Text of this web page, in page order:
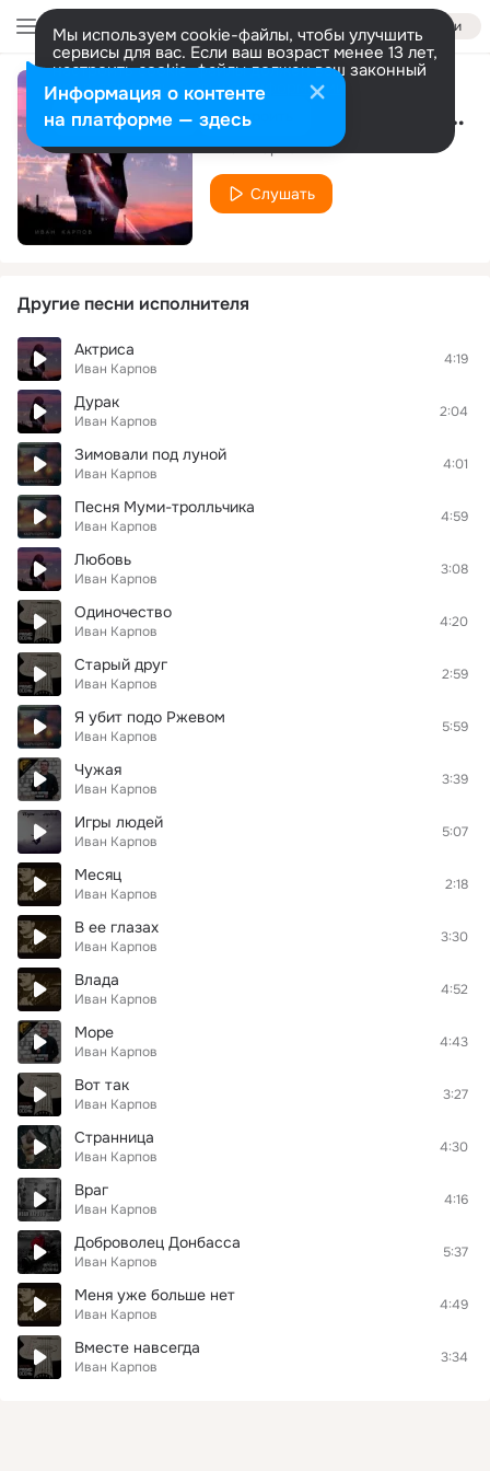
Войти
Мы используем cookie-файлы, чтобы улучшить
сервисы для вас. Если ваш возраст менее 13 лет,
настроить cookie-файлы должен ваш законный
представитель. Больше информации
Разрешить все Настроить Тебе звоню когда я пьян
Иван Карпов
Слушать
Другие песни исполнителя
Актриса
Иван Карпов
4:19
Дурак
Иван Карпов
2:04
Зимовали под луной
Иван Карпов
4:01
Песня Муми-тролльчика
Иван Карпов
4:59
Любовь
Иван Карпов
3:08
Одиночество
Иван Карпов
4:20
Старый друг
Иван Карпов
2:59
Я убит подо Ржевом
Иван Карпов
5:59
Чужая
Иван Карпов
3:39
Игры людей
Иван Карпов
5:07
Месяц
Иван Карпов
2:18
В ее глазах
Иван Карпов
3:30
Влада
Иван Карпов
4:52
Море
Иван Карпов
4:43
Вот так
Иван Карпов
3:27
Странница
Иван Карпов
4:30
Враг
Иван Карпов
4:16
Доброволец Донбасса
Иван Карпов
5:37
Меня уже больше нет
Иван Карпов
4:49
Вместе навсегда
Иван Карпов
3:34
Информация о контенте
на платформе — здесь